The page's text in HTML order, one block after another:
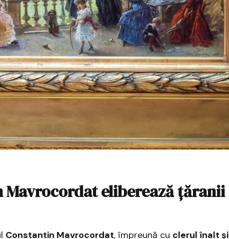
Mavrocordat eliberează țăranii
Constantin Mavrocordat, împreună cu clerul înalt și